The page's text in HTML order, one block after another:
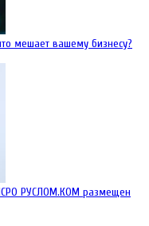
мешает вашему бизнесу?
РУСЛОМ.КОM размещен